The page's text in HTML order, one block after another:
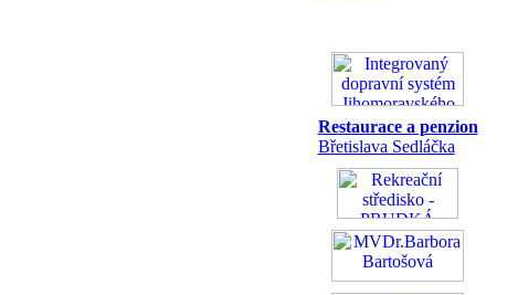
Restaurace a penzion
Břetislava Sedláčka